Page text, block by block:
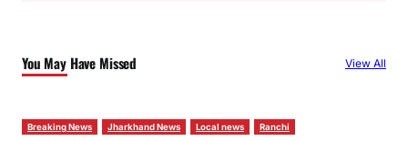
h
You May Have Missed View All
Breaking News Jharkhand News Local news Ranchi